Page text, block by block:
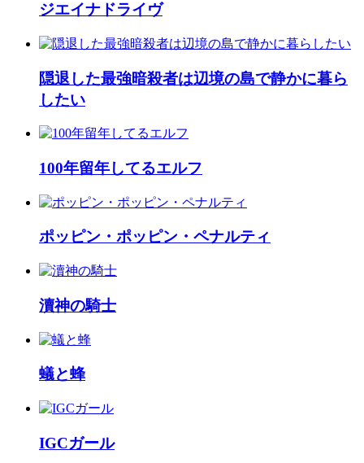
ジエイナドライヴ
隠退した最強暗殺者は辺境の島で静かに暮ら
したい
100年留年してるエルフ
ポッピン・ポッピン・ペナルティ
瀆神の騎士
蟻と蜂
IGCガール